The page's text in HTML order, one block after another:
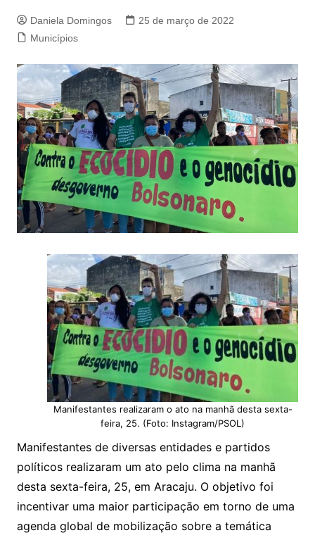
Daniela Domingos
25 de março de 2022
Municípios
Manifestantes realizaram o ato na manhã desta sexta-
feira, 25. (Foto: Instagram/PSOL)
Manifestantes de diversas entidades e partidos
políticos realizaram um ato pelo clima na manhã
desta sexta-feira, 25, em Aracaju. O objetivo foi
incentivar uma maior participação em torno de uma
agenda global de mobilização sobre a temática